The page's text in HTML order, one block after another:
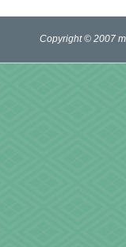
Copyright © 2007